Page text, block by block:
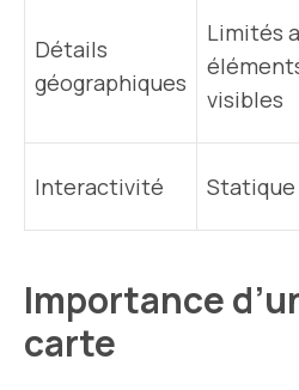
Détails
géographiques
Limités
visibles
Interactivité Statique
Importance
carte